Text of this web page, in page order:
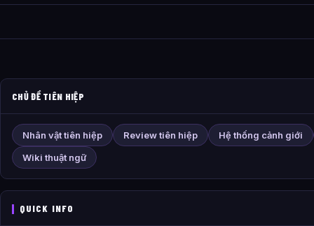
CHỦ ĐỀ TIÊN HIỆP
Nhân vật tiên hiệp Review tiên hiệp
Hệ thống cảnh giới
Wiki thuật ngữ
QUICK INFO